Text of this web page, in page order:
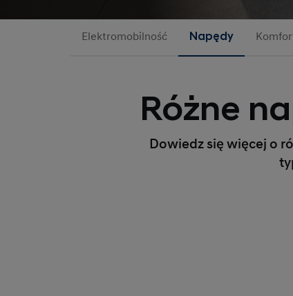
Elektromobilność Napędy
Różne
Dowiedz się więcej o